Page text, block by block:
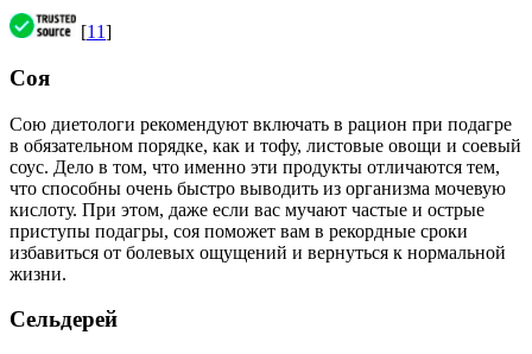
[11]
Соя
Сою диетологи рекомендуют включать в рацион при подагре
в обязательном порядке, как и тофу, листовые овощи и соевый
соус. Дело в том, что именно эти продукты отличаются тем,
что способны очень быстро выводить из организма мочевую
кислоту. При этом, даже если вас мучают частые и острые
приступы подагры, соя поможет вам в рекордные сроки
избавиться от болевых ощущений и вернуться к нормальной
жизни.
Сельдерей